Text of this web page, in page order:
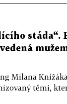
stáda“.
Milana
těmi,